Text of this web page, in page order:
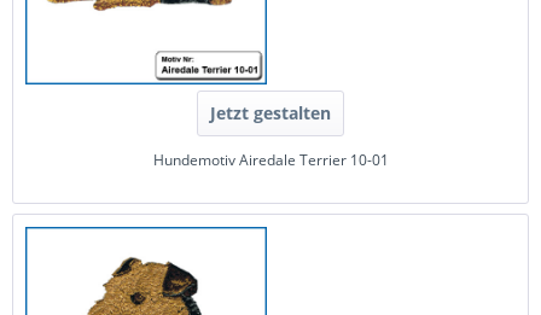
Jetzt gestalten
Hundemotiv Airedale Terrier 10-01